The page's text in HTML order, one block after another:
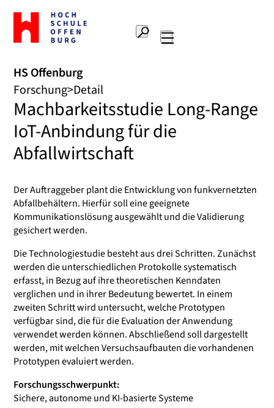
Zur
Startseite
Hochschule
Suche
HS Offenburg
Forschung Detail
Machbarkeitsstudie Long-Range
IoT-Anbindung für die
Abfallwirtschaft
Der Auftraggeber plant die Entwicklung von funkvernetzten
Abfallbehältern. Hierfür soll eine geeignete
Kommunikationslösung ausgewählt und die Validierung
gesichert werden.
Die Technologiestudie besteht aus drei Schritten. Zunächst
werden die unterschiedlichen Protokolle systematisch
erfasst, in Bezug auf ihre theoretischen Kenndaten
verglichen und in ihrer Bedeutung bewertet. In einem
zweiten Schritt wird untersucht, welche Prototypen
verfügbar sind, die für die Evaluation der Anwendung
verwendet werden können. Abschließend soll dargestellt
werden, mit welchen Versuchsaufbauten die vorhandenen
Prototypen evaluiert werden.
Forschungsschwerpunkt:
Sichere, autonome und KI-basierte Systeme